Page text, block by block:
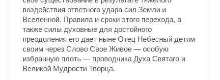
воздействия ответного удара сил Земли и
Вселенной. Правила и сроки этого перехода, а
также силы духовные для достойного
преодоления его дает ныне Отец Небесный детям
своим через Слово Свое Живое — особую
избранную плоть — проводника Духа Святаго и
Великой Мудрости Творца.